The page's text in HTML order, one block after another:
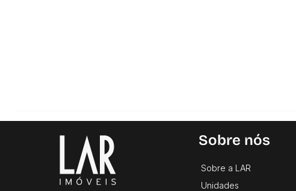
Sobre nós
Sobre a LAR
Unidades